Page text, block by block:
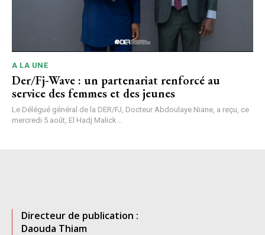
A LA UNE
Der/Fj-Wave : un partenariat renforcé au
service des femmes et des jeunes
Le Délégué général de la DER/FJ, Docteur Abdoulaye Niane, a reçu, ce
mercredi 5 août, El Hadj Malick...
Directeur de publication :
Daouda Thiam